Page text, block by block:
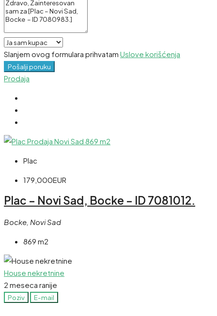
Slanjem ovog formulara prihvatam Uslove korišćenja
Pošalji poruku
Prodaja
Plac
179,000EUR
Plac – Novi Sad, Bocke – ID 7081012.
Bocke, Novi Sad
869 m2
House nekretnine
2 meseca ranije
Poziv E-mail